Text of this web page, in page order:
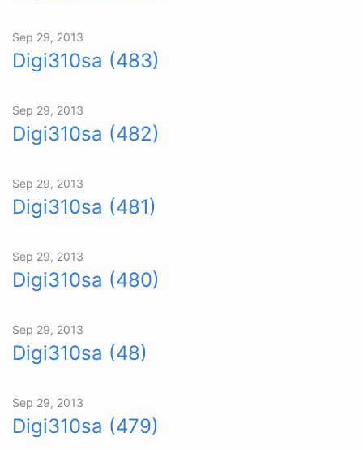
Sep 29, 2013
Digi310sa (483)
Sep 29, 2013
Digi310sa (482)
Sep 29, 2013
Digi310sa (481)
Sep 29, 2013
Digi310sa (480)
Sep 29, 2013
Digi310sa (48)
Sep 29, 2013
Digi310sa (479)